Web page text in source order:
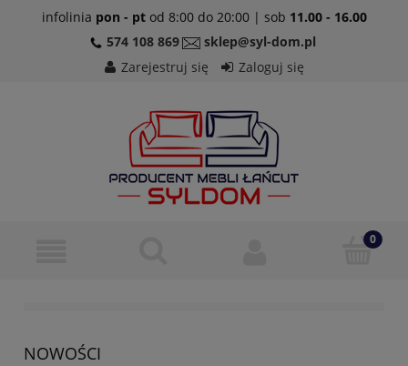
infolinia pon - ptod 8:00 do 20:00 | sob 11.00 - 16.00
574 108 869
sklep@syl-dom.pl
Zarejestruj się
Zaloguj się
NOWOŚCI